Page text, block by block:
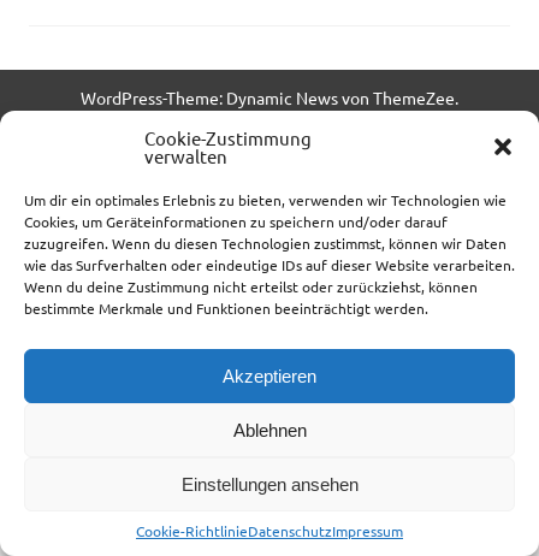
Cookie-Zustimmung
verwalten
Um dir ein optimales Erlebnis zu bieten, verwenden wir Technologien wie
Cookies, um Geräteinformationen zu speichern und/oder darauf
zuzugreifen. Wenn du diesen Technologien zustimmst, können wir Daten
wie das Surfverhalten oder eindeutige IDs auf dieser Website verarbeiten.
Wenn du deine Zustimmung nicht erteilst oder zurückziehst, können
bestimmte Merkmale und Funktionen beeinträchtigt werden.
Akzeptieren
Ablehnen
Einstellungen ansehen
Cookie-RichtlinieDatenschutzImpressum
WordPress-Theme: Dynamic News von ThemeZee.
ThumbSniper-Plugin byThomas Schulte